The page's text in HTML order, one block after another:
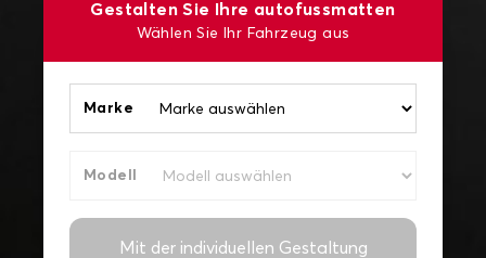
Gestalten Sie Ihre autofussmatten
Wählen Sie Ihr Fahrzeug aus
Marke
Modell
Mit der individuellen Gestaltung